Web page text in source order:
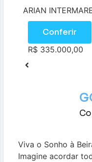
ARIAN
Conferir
R$ 335.000,00
Viva o Sonho à
Imagine acordar